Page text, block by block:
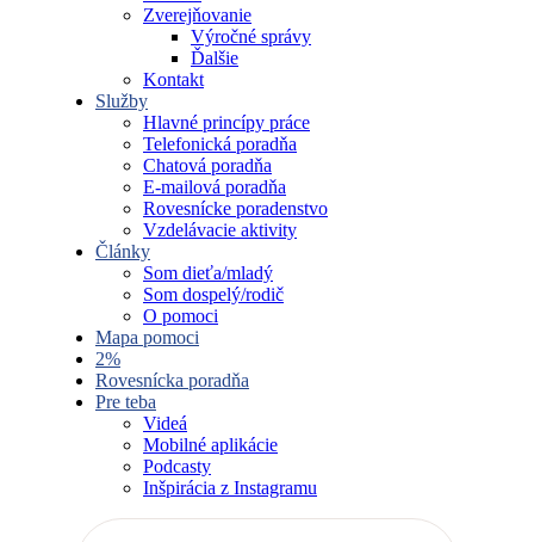
Zverejňovanie
Výročné správy
Ďalšie
Kontakt
Služby
Hlavné princípy práce
Telefonická poradňa
Chatová poradňa
E-mailová poradňa
Rovesnícke poradenstvo
Vzdelávacie aktivity
Články
Som dieťa/mladý
Som dospelý/rodič
O pomoci
Mapa pomoci
2%
Rovesnícka poradňa
Pre teba
Videá
Mobilné aplikácie
Podcasty
Inšpirácia z Instagramu